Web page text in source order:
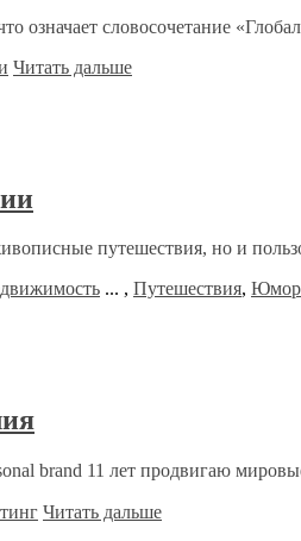
означает словосочетание
Читать дальше
путешествия, но и
... , Путешествия, Юмор
brand 11 лет продвигаю
Читать дальше